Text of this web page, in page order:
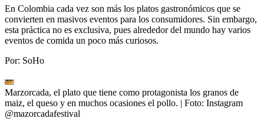
En Colombia cada vez son más los platos gastronómicos que se
convierten en masivos eventos para los consumidores. Sin embargo,
esta práctica no es exclusiva, pues alrededor del mundo hay varios
eventos de comida un poco más curiosos.
Por: SoHo
Marzorcada, el plato que tiene como protagonista los granos de
maiz, el queso y en muchos ocasiones el pollo. | Foto: Instagram
@mazorcadafestival